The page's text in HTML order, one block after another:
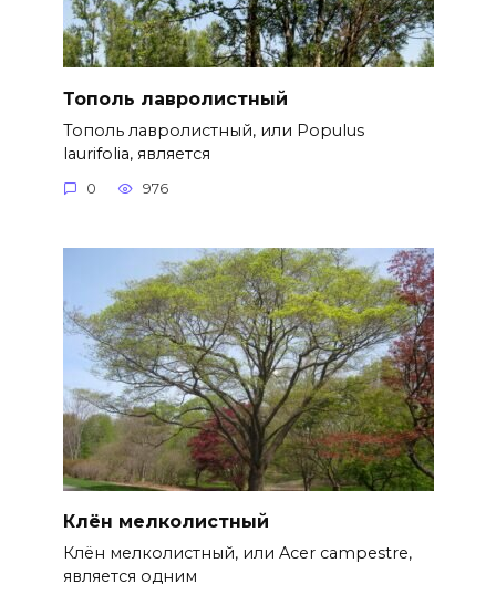
Тополь лавролистный
Тополь лавролистный, или Populus
laurifolia, является
0 976
Клён мелколистный
Клён мелколистный, или Acer campestre,
является одним